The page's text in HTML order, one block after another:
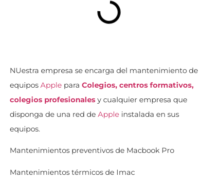
NUestra empresa se encarga del mantenimiento de
equipos Apple para Colegios, centros formativos,
colegios profesionales y cualquier empresa que
disponga de una red de Apple instalada en sus
equipos.
Mantenimientos preventivos de Macbook Pro
Mantenimientos térmicos de Imac